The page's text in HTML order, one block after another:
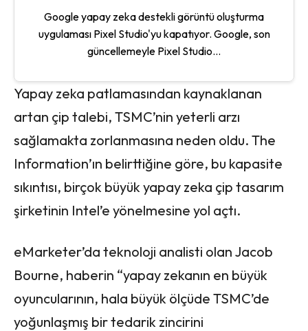
Google yapay zeka destekli görüntü oluşturma
uygulaması Pixel Studio'yu kapatıyor. Google, son
güncellemeyle Pixel Studio...
Yapay zeka patlamasından kaynaklanan
artan çip talebi, TSMC’nin yeterli arzı
sağlamakta zorlanmasına neden oldu. The
Information’ın belirttiğine göre, bu kapasite
sıkıntısı, birçok büyük yapay zeka çip tasarım
şirketinin Intel’e yönelmesine yol açtı.
eMarketer’da teknoloji analisti olan Jacob
Bourne, haberin “yapay zekanın en büyük
oyuncularının, hala büyük ölçüde TSMC’de
yoğunlaşmış bir tedarik zincirini